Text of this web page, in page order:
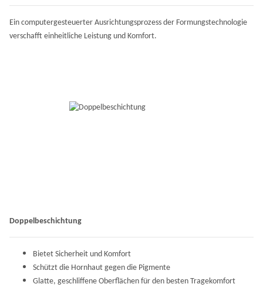
Ein computergesteuerter Ausrichtungsprozess der Formungstechnologie
verschafft einheitliche Leistung und Komfort.
Doppelbeschichtung
Bietet Sicherheit und Komfort
Schützt die Hornhaut gegen die Pigmente
Glatte, geschliffene Oberflächen für den besten Tragekomfort